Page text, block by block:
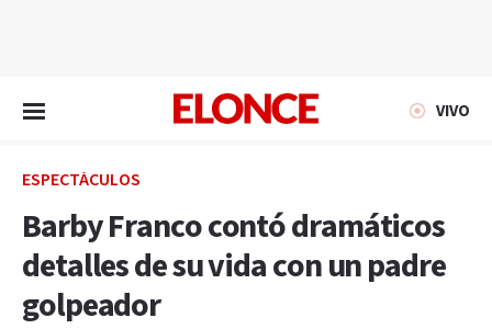
VIVO
ESPECTÁCULOS
Barby Franco contó dramáticos
detalles de su vida con un padre
golpeador